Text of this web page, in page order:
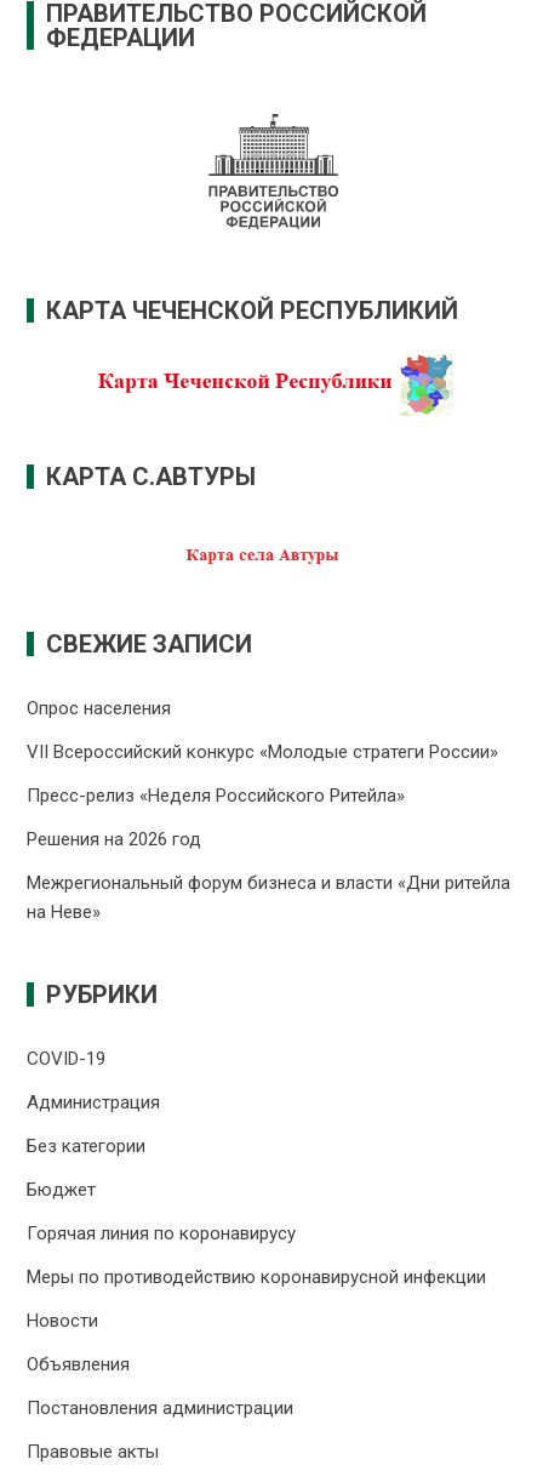
ПРАВИТЕЛЬСТВО РОССИЙСКОЙ
ФЕДЕРАЦИИ
КАРТА ЧЕЧЕНСКОЙ РЕСПУБЛИКИЙ
КАРТА С.АВТУРЫ
СВЕЖИЕ ЗАПИСИ
Опрос населения
VII Всероссийский конкурс «Молодые стратеги России»
Пресс-релиз «Неделя Российского Ритейла»
Решения на 2026 год
Межрегиональный форум бизнеса и власти «Дни ритейла
на Неве»
РУБРИКИ
COVID-19
Администрация
Без категории
Бюджет
Горячая линия по коронавирусу
Меры по противодействию коронавирусной инфекции
Новости
Объявления
Постановления администрации
Правовые акты